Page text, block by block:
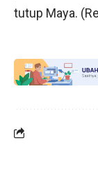
tutup Maya.